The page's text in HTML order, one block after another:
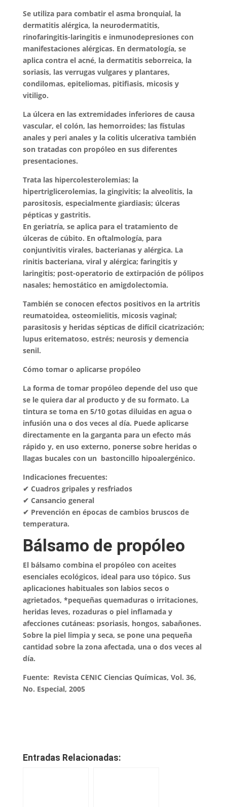
Se utiliza para combatir el asma bronquial, la
dermatitis alérgica, la neurodermatitis,
rinofaringitis-laringitis e inmunodepresiones con
manifestaciones alérgicas. En dermatología, se
aplica contra el acné, la dermatitis seborreica, la
soriasis, las verrugas vulgares y plantares,
condilomas, epiteliomas, pitifiasis, micosis y
vitiligo.
La úlcera en las extremidades inferiores de causa
vascular, el colón, las hemorroides; las fístulas
anales y peri anales y la colitis ulcerativa también
son tratadas con propóleo en sus diferentes
presentaciones.
Trata las hipercolesterolemias; la
hipertriglicerolemias, la gingivitis; la alveolitis, la
parositosis, especialmente giardiasis; úlceras
pépticas y gastritis.
En geriatría, se aplica para el tratamiento de
úlceras de cúbito. En oftalmología, para
conjuntivitis virales, bacterianas y alérgica. La
rinitis bacteriana, viral y alérgica; faringitis y
laringitis; post-operatorio de extirpación de pólipos
nasales; hemostático en amigdolectomia.
También se conocen efectos positivos en la artritis
reumatoidea, osteomielitis, micosis vaginal;
parasitosis y heridas sépticas de difícil cicatrización;
lupus eritematoso, estrés; neurosis y demencia
senil.
Cómo tomar o aplicarse propóleo
La forma de tomar propóleo depende del uso que
se le quiera dar al producto y de su formato. La
tintura se toma en 5/10 gotas diluidas en agua o
infusión una o dos veces al día. Puede aplicarse
directamente en la garganta para un efecto más
rápido y, en uso externo, ponerse sobre heridas o
llagas bucales con un bastoncillo hipoalergénico.
Indicaciones frecuentes:
✔ Cuadros gripales y resfriados
✔ Cansancio general
✔ Prevención en épocas de cambios bruscos de
temperatura.
Bálsamo de propóleo
El bálsamo combina el propóleo con aceites
esenciales ecológicos, ideal para uso tópico. Sus
aplicaciones habituales son labios secos o
agrietados, *pequeñas quemaduras o irritaciones,
heridas leves, rozaduras o piel inflamada y
afecciones cutáneas: psoriasis, hongos, sabañones.
Sobre la piel limpia y seca, se pone una pequeña
cantidad sobre la zona afectada, una o dos veces al
día.
Fuente: Revista CENIC Ciencias Químicas, Vol. 36,
No. Especial, 2005
Entradas Relacionadas: